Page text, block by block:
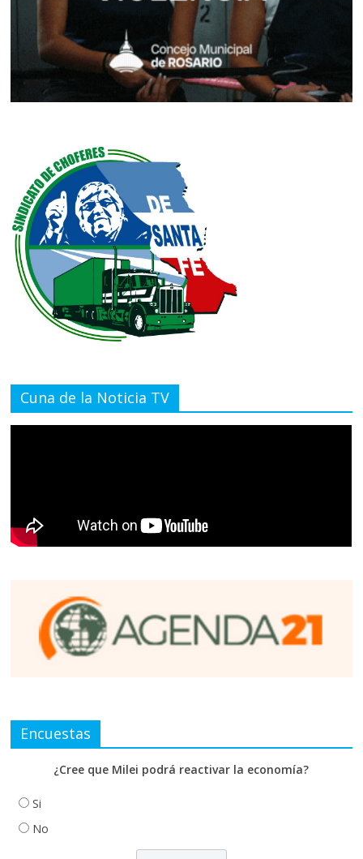
Cuna de la Noticia TV
Encuestas
¿Cree que Milei podrá reactivar la economía?
Si
No